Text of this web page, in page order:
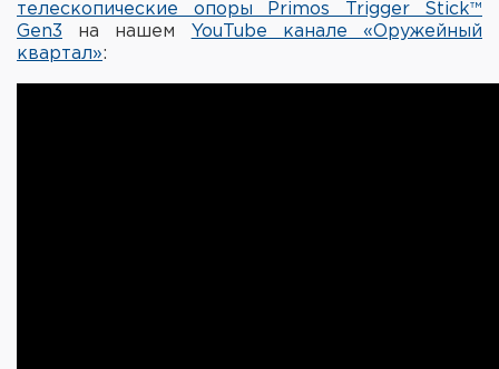
телескопические опоры Primos Trigger Stick™
Gen3 на нашем YouTube канале «Оружейный
квартал»: